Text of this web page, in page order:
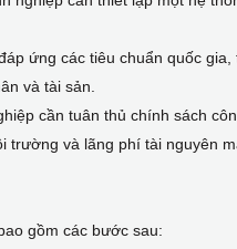
ứng các tiêu chuẩn quốc
và tài sản.
cần tuân thủ chính sách
trường và lãng phí tài nguyên
gồm các bước sau: